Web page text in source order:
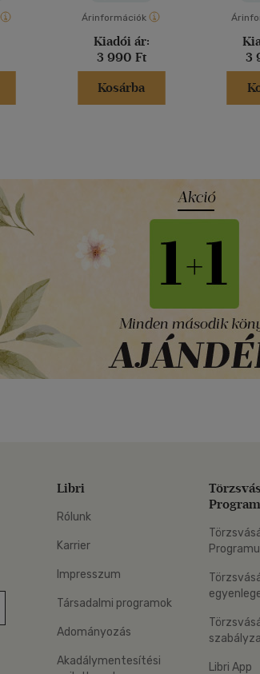
Árinformációk
Kiadói ár:
3 990 Ft
Kosárba
3
Libri
Rólunk
Karrier
Impresszum
Társadalmi programok
Adományozás
Akadálymentesítési
Program
Libri App